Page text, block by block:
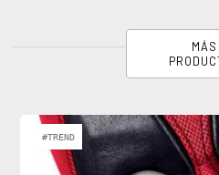
MÁS
#TREND